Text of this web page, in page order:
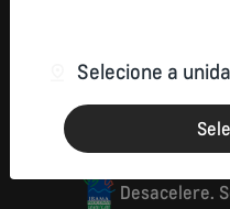
Desacelere.
Selecione a